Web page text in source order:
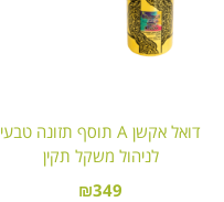
דואל אקשן A תוסף תזונה טבעי
לניהול משקל תקין
₪349